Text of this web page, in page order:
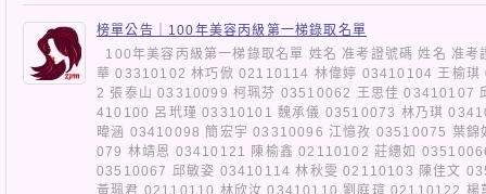
榜單公告｜100年美容丙級第一梯錄取名單
100年美容丙級第一梯錄取名單 姓名 准考證號碼 姓名 准
華 03310102 林巧俽 02110114 林偉婷 03410104 王榆
2 張泰山 03310099 柯珮芬 03510062 王思佳 03410107
410100 呂玳瑾 03310101 魏承儀 03510073 林乃琪
暐涵 03410098 簡宏宇 03310096 江憶孜 03510075 葉
079 林靖恩 03410121 陳榆鑫 02110102 莊繐如
03510067 邱敏姿 03410114 林秋雯 02110103 陳佳文
黃珮君 02110110 林欣汝 03410110 劉庭瑄 02110122